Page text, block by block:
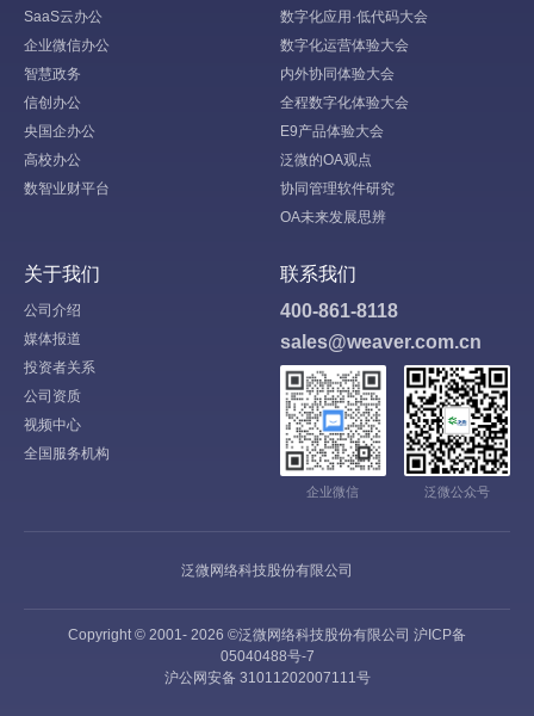
SaaS云办公
企业微信办公
智慧政务
信创办公
央国企办公
高校办公
数智业财平台
数字化应用·低代码大会
数字化运营体验大会
内外协同体验大会
全程数字化体验大会
E9产品体验大会
泛微的OA观点
协同管理软件研究
OA未来发展思辨
关于我们
公司介绍
媒体报道
投资者关系
公司资质
视频中心
全国服务机构
联系我们
400-861-8118
sales@weaver.com.cn
企业微信 泛微公众号
泛微网络科技股份有限公司
Copyright © 2001- 2026 ©泛微网络科技股份有限公司 沪ICP备
05040488号-7
沪公网安备 31011202007111号